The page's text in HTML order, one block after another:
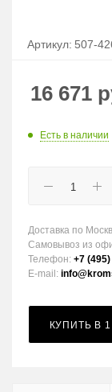
Артикул: 507-
16 671
Есть в наличии
Доставка по
Самовывоз из
Телефон: +7
E-mail:
КУПИТЬ В